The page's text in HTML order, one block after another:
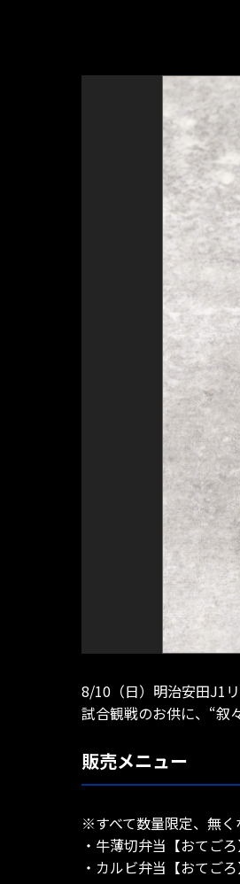
8/10（日）明治安田J1
試合観戦のお供に、“叙
販売メニュー
※すべて数量限定、無く
・牛薄切弁当【おて
・カルビ弁当【おてご